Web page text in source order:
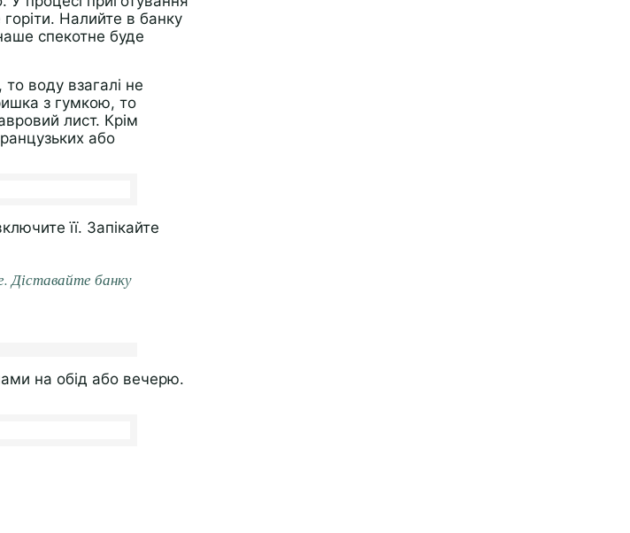
горіти. Налийте в банку
спекотне буде
воду взагалі не
з гумкою, то
лист. Крім
або
її. Запікайте
Діставайте банку
на обід або вечерю.